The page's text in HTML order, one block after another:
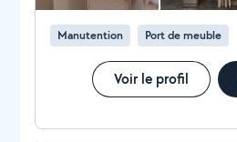
Manutention Port de meuble
Voir le profil